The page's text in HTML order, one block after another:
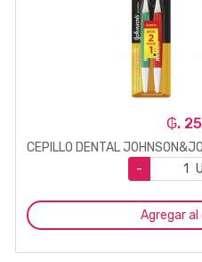
₲.
CEPILLO DENTAL
-
Agregar